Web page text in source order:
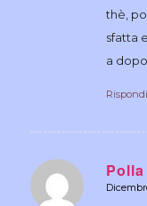
thè,
sfatta
a dopo
Rispondi
Polla
dice: